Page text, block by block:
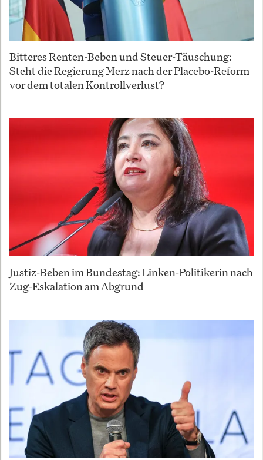
Bitteres Renten-Beben und Steuer-Täuschung:
Steht die Regierung Merz nach der Placebo-Reform
vor dem totalen Kontrollverlust?
Justiz-Beben im Bundestag: Linken-Politikerin nach
Zug-Eskalation am Abgrund